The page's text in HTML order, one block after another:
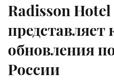
Radisson
обновления
России